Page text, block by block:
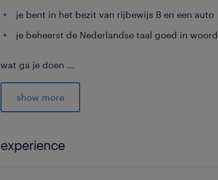
je bent in het bezit van rijbewijs B en een auto
je beheerst de Nederlandse taal goed in
wat ga je doen ...
Als leerling operator ben je vanaf dag één
machines bedienen en bewaakt het proces. Je
alles soepel verloopt, van grondstof tot
Jouw takenpakket is lekker afwisselend. Je bouwt
show more
experience